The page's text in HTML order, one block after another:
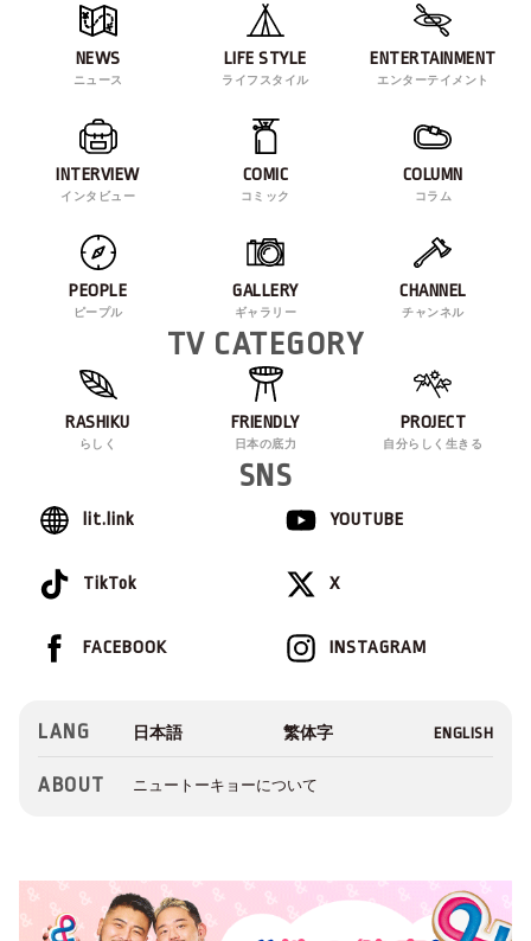
NEWS
ニュース
LIFE STYLE
ライフスタイル
ENTERTAINMENT
エンターテイメント
INTERVIEW
インタビュー
COMIC
コミック
COLUMN
コラム
PEOPLE
ピープル
GALLERY
ギャラリー
CHANNEL
チャンネル
TV CATEGORY
RASHIKU
らしく
FRIENDLY
日本の底力
PROJECT
自分らしく生きる
SNS
lit.link YOUTUBE
TikTok X
INSTAGRAM
FACEBOOK
LANG
ABOUT ニュートーキョーについて